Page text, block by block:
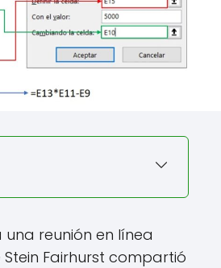
una reunión en línea
Fairhurst compartió